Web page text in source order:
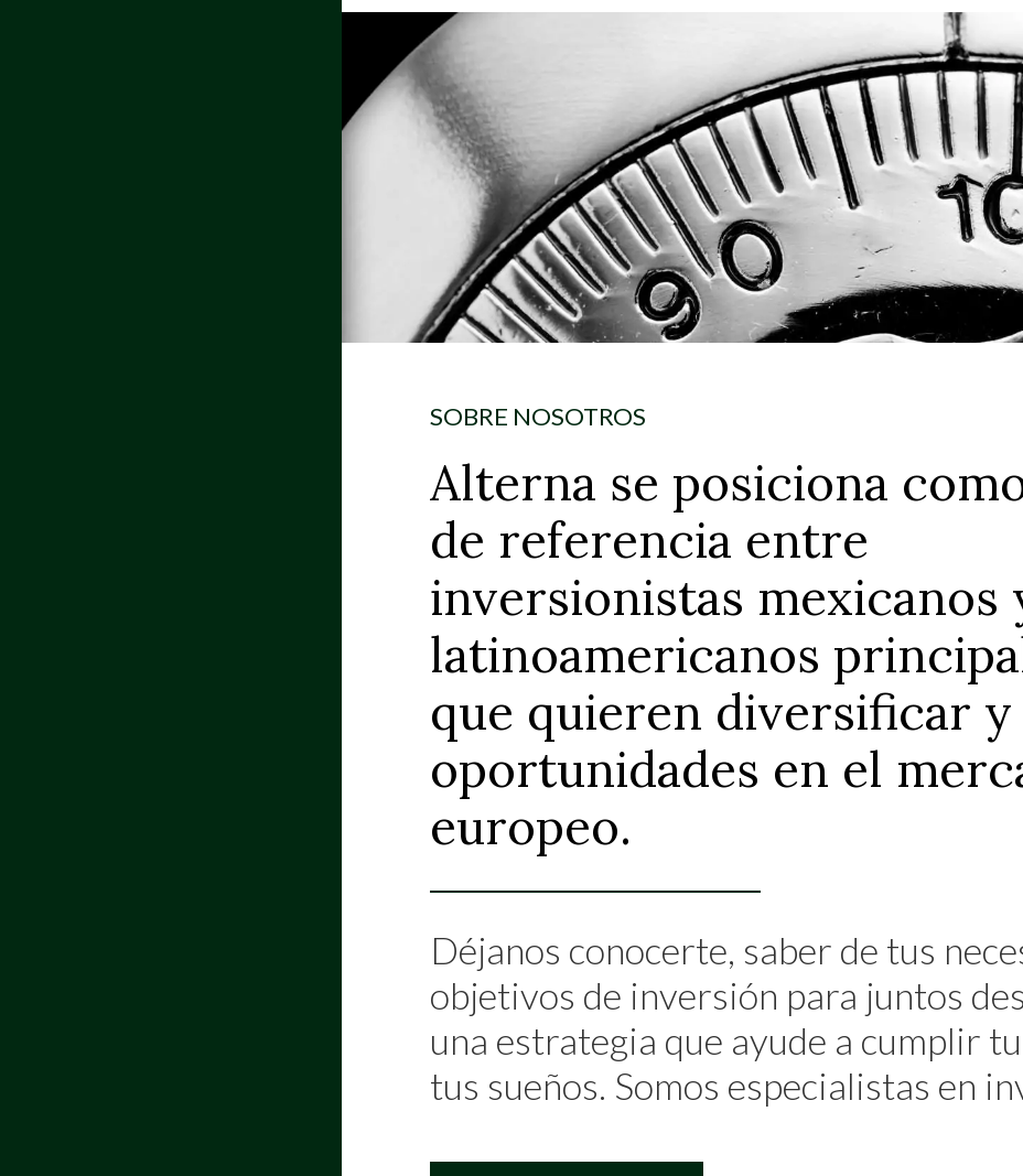
SOBRE NOSOTROS
Alterna se posiciona
de referencia entre
inversionistas mexicanos
latinoamericanos
que quieren diversificar
oportunidades en el
europeo.
Déjanos conocerte, saber de tus
objetivos de inversión para juntos
una estrategia que ayude a cumplir
tus sueños. Somos especialistas en